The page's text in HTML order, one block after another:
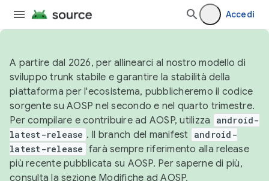
Accedi
A partire dal 2026, per allinearci al nostro modello di
sviluppo trunk stabile e garantire la stabilità della
piattaforma per l'ecosistema, pubblicheremo il codice
sorgente su AOSP nel secondo e nel quarto trimestre.
Per compilare e contribuire ad AOSP, utilizza
android-
latest-release . Il branch del manifest android-
latest-release farà sempre riferimento alla release
più recente pubblicata su AOSP. Per saperne di più,
consulta la sezione Modifiche ad AOSP.